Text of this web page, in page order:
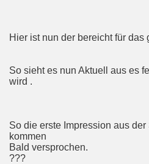
Hier ist nun der bereicht für das
So sieht es nun Aktuell aus es
wird .
So die erste Impression aus
kommen
Bald versprochen.
???